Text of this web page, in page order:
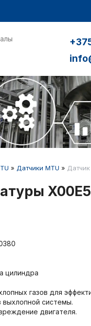
» Датчики MTU »
цилиндра
газов для
выхлопной системы.
двигателя.